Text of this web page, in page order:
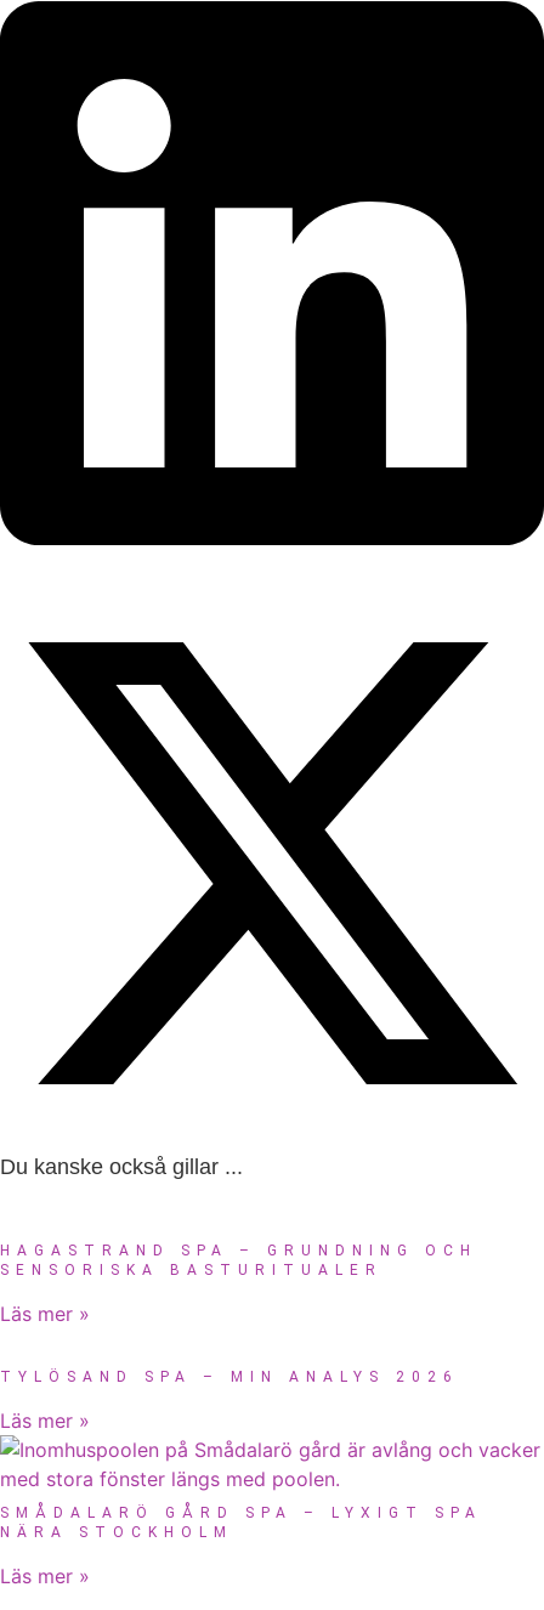
Du kanske också gillar ...
HAGASTRAND SPA – GRUNDNING OCH
SENSORISKA BASTURITUALER
Läs mer »
TYLÖSAND SPA – MIN ANALYS 2026
Läs mer »
SMÅDALARÖ GÅRD SPA – LYXIGT SPA
NÄRA STOCKHOLM
Läs mer »